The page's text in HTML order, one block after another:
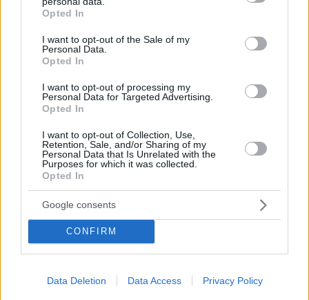
grant or deny consent to Google and its third-party tags to
use your data for below specified purposes in below Google
consent section.
Opted In
I want to opt-out of the Sale of my
Personal Data.
Opted In
I want to opt-out of processing my
Personal Data for Targeted Advertising.
Opted In
I want to opt-out of Collection, Use,
Retention, Sale, and/or Sharing of my
Personal Data that Is Unrelated with the
Purposes for which it was collected.
Opted In
Google consents
CONFIRM
Data Deletion Data Access Privacy Policy
Το «κερασάκι» του Τρινκιέρι έρχεται από το NBA – Αυτή
είναι η τελευταία μεγάλη κίνηση που κυνηγάει ο ΠΑΟΚ
Τελικά, πόσο ωφέλιμα -και ασφαλή- είναι τα
πριν 8 λεπτά
Βόλτα του σκύλου: Τα 5 είδη που χρειάζεται για να είναι
πριν 8 λεπτά
Βίντεο: Έκλεψαν χρυσές αλυσίδες 70.000 ευρώ σε τρία
λεπτά και ξυλοκόπησαν τον κοσμηματοπώλη που τους
κυνήγησε στη Βρετανία
πριν 12 λεπτά
Καστοριά: Νεκρή μεγαλόσωμη αρκούδα, πιθανόν από
πυροβολισμό
πριν 13 λεπτά
μηνών γιο του: «Είναι οικογένεια, είναι παράδοση»,
πριν 17 λεπτά